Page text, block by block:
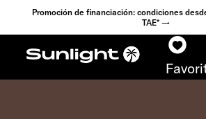
Promoción de financiación: condiciones
TAE* →